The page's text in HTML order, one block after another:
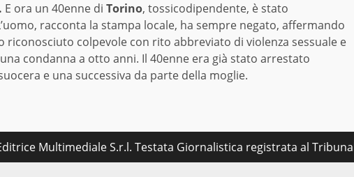
E ora un 40enne di Torino, tossicodipendente, è stato
racconta la stampa locale, ha sempre negato, affermando
riconosciuto colpevole con rito abbreviato di violenza sessuale e
condanna a otto anni. Il 40enne era già stato arrestato
e una successiva da parte della moglie.
Multimediale S.r.l. Testata Giornalistica registrata al